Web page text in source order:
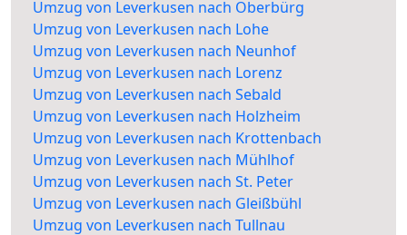
Umzug von Leverkusen nach Oberbürg
Umzug von Leverkusen nach Lohe
Umzug von Leverkusen nach Neunhof
Umzug von Leverkusen nach Lorenz
Umzug von Leverkusen nach Sebald
Umzug von Leverkusen nach Holzheim
Umzug von Leverkusen nach Krottenbach
Umzug von Leverkusen nach Mühlhof
Umzug von Leverkusen nach St. Peter
Umzug von Leverkusen nach Gleißbühl
Umzug von Leverkusen nach Tullnau